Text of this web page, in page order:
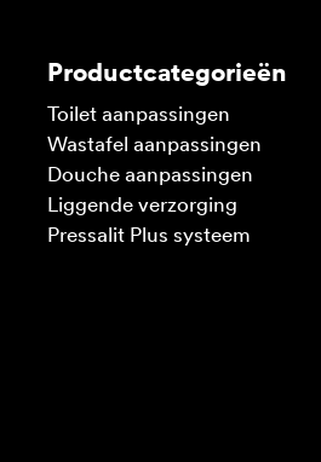
Productcategorieën
Toilet aanpassingen
Wastafel aanpassingen
Douche aanpassingen
Liggende verzorging
Pressalit Plus systeem